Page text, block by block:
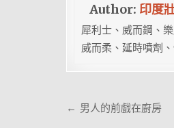
Author: 印度
犀利士、威而鋼、
威而柔、延時噴劑
文
← 男人的前戲在廚房